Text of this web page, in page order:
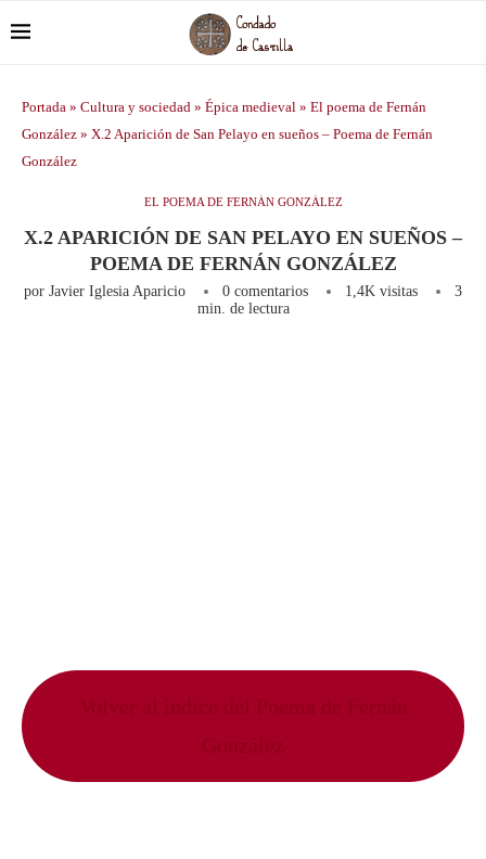
Portada » Cultura y sociedad » Épica medieval » El poema de Fernán
González » X.2 Aparición de San Pelayo en sueños – Poema de Fernán
González
EL POEMA DE FERNÁN GONZÁLEZ
X.2 APARICIÓN DE SAN PELAYO EN SUEÑOS –
POEMA DE FERNÁN GONZÁLEZ
por Javier Iglesia Aparicio 0 comentarios 1,4K visitas
3
min. de lectura